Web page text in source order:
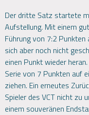
Der dritte Satz startete
Aufstellung. Mit einem
Führung von 7:2
sich aber noch nicht
einen Punkt wieder
Serie von 7 Punkten auf
ziehen. Ein erneutes
Spieler des VCT nicht zu
einem souveränen